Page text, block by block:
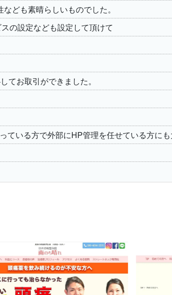
ども素晴らしいものでした。
の設定なども設定して頂けて
てお取引ができました。
いる方で外部にHP管理を任せている方にも